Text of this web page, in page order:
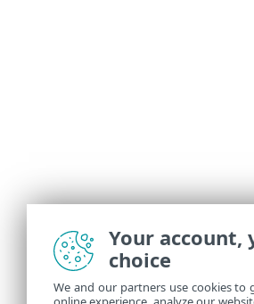
Your account,
choice
We and our partners use cookies to